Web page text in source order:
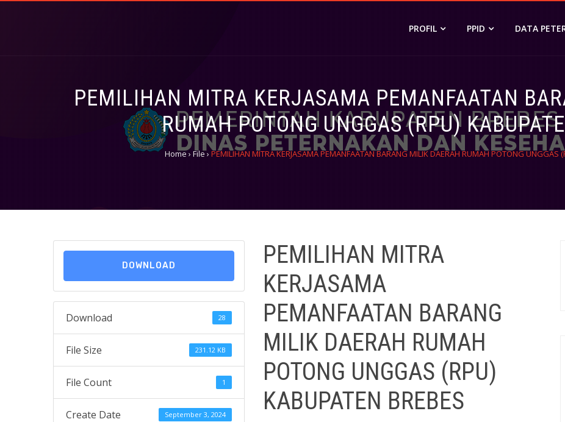
DINAS PETERNAKAN DAN KESEHATAN HEWAN
Sehati, Amanah, Kemandirian, Terintegrasi dan Inovatif (SAKTI)
PROFIL PPID DATA
PEMILIHAN MITRA KERJASAMA PEMANFAATAN
RUMAH POTONG UNGGAS (RPU)
Home› File› PEMILIHAN MITRA KERJASAMA PEMANFAATAN BARANG MILIK DAERAH RUMAH POTONG UNGGAS
DOWNLOAD
Download 28
File Size 231.12 KB
File Count 1
Create Date September 3, 2024
PEMILIHAN MITRA
KERJASAMA
PEMANFAATAN BARANG
MILIK DAERAH RUMAH
POTONG UNGGAS (RPU)
KABUPATEN BREBES